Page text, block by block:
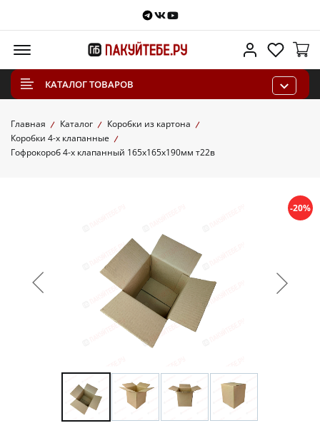
Telegram
VKontakte
Youtube
Личный
КАТАЛОГ ТОВАРОВ
Главная Каталог
Коробки из картона
Коробки 4-х клапанные
Гофрокороб 4-х клапанный 165х165х190мм т22в
-20%